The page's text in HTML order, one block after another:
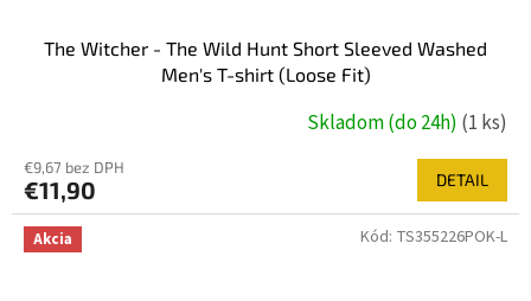
The Witcher - The Wild Hunt Short Sleeved Washed
Men's T-shirt (Loose Fit)
Skladom (do 24h) (1 ks)
€9,67 bez DPH
€11,90 DETAIL
Akcia Kód: TS355226POK-L